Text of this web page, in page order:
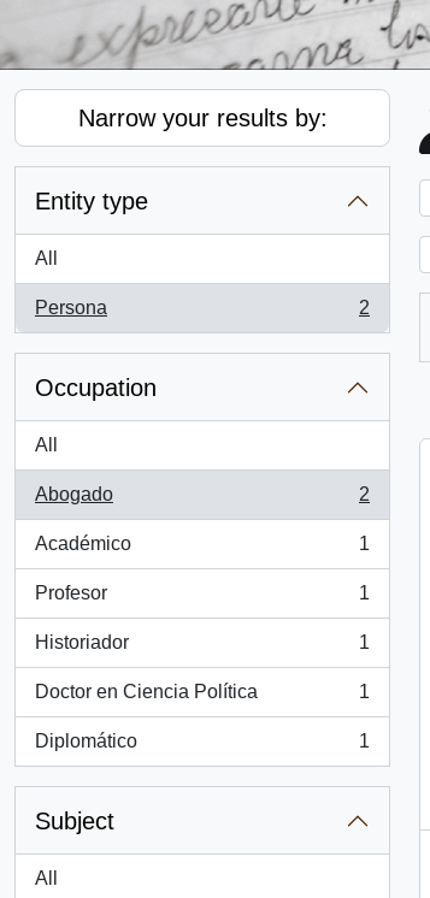
Narrow your results by:
Entity type
All
Persona
, 2 results
2
Occupation
All
Abogado
, 2 results
2
Académico
, 1 results
1
Profesor
, 1 results
1
Historiador
, 1 results
1
Doctor en Ciencia Política
, 1 results
1
Diplomático
, 1 results
1
Subject
All